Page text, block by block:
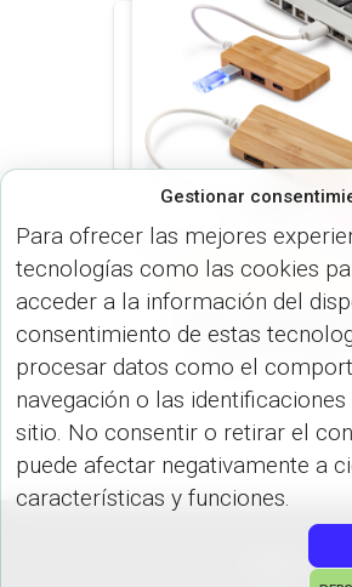
Gestionar
Para ofrecer las mejores
tecnologías como las cookies
acceder a la información del
consentimiento de estas
procesar datos como el
navegación o las identificaciones
sitio. No consentir o retirar el
puede afectar negativamente a
características y funciones.
VARIOS (DISP.
Puerto USB